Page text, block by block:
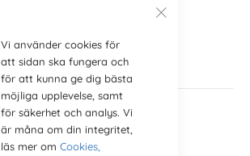
Vi använder cookies för
att sidan ska fungera och
för att kunna ge dig bästa
möjliga upplevelse, samt
för säkerhet och analys. Vi
är måna om din integritet,
läs mer om Cookies,
Galleriduk Linne
Betyg:
100%
0,00 kr